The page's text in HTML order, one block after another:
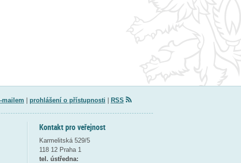
mailem prohlášení o přístupnosti RSS
Kontakt pro veřejnost
Karmelitská 529/5
118 12 Praha 1
tel. ústředna: